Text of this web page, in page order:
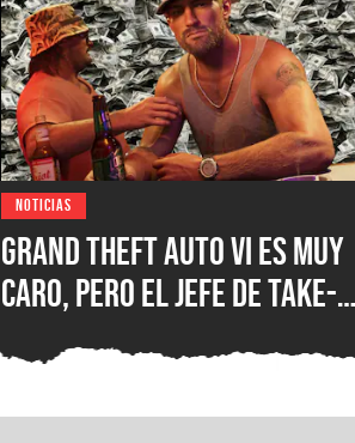
NOTICIAS
Grand Theft Auto VI es muy
caro, pero el jefe de Take-
hasta $100 USD y explica
cuánto costarán sus